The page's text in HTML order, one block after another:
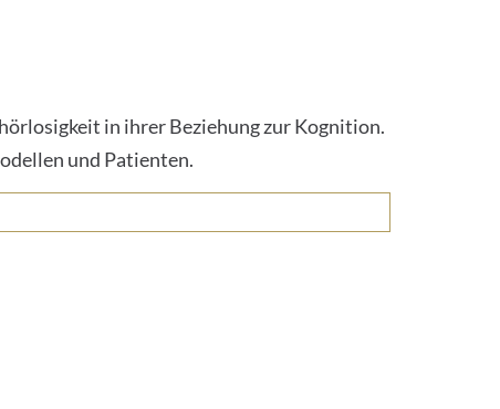
in ihrer Beziehung zur Kognition.
und Patienten.